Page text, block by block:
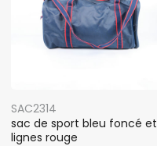
SAC2314
sac de sport bleu foncé et
lignes rouge